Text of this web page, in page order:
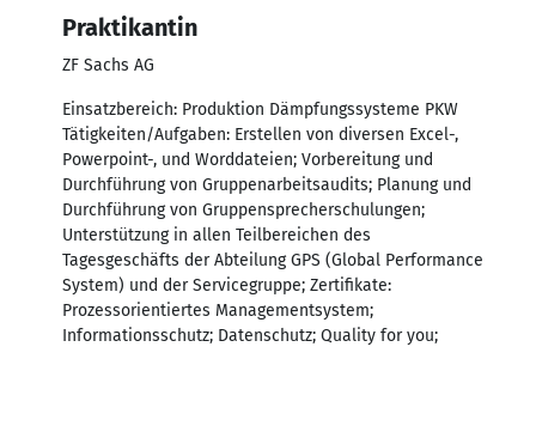
Praktikantin
ZF Sachs AG
Einsatzbereich: Produktion Dämpfungssysteme PKW
Tätigkeiten/Aufgaben: Erstellen von diversen Excel-,
Powerpoint-, und Worddateien; Vorbereitung und
Durchführung von Gruppenarbeitsaudits; Planung und
Durchführung von Gruppensprecherschulungen;
Unterstützung in allen Teilbereichen des
Tagesgeschäfts der Abteilung GPS (Global Performance
System) und der Servicegruppe; Zertifikate:
Prozessorientiertes Managementsystem;
Informationsschutz; Datenschutz; Quality for you;